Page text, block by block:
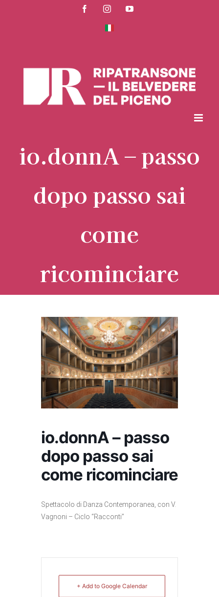
FacebookInstagramYouTube
io.donnA – passo
dopo passo sai
come
ricominciare
io.donnA – passo
dopo passo sai
come ricominciare
Spettacolo di Danza Contemporanea, con V.
Vagnoni – Ciclo “Racconti”
+ Add to Google Calendar